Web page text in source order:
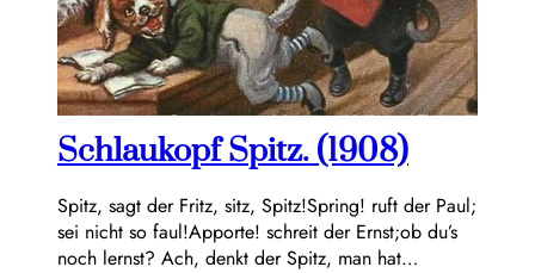
Schlaukopf Spitz. (1908)
Spitz, sagt der Fritz, sitz, Spitz!Spring! ruft der Paul;
sei nicht so faul!Apporte! schreit der Ernst;ob du’s
noch lernst? Ach, denkt der Spitz, man hat…